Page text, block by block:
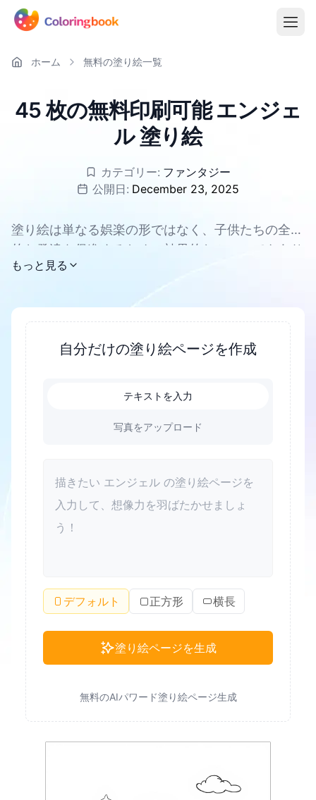
ホーム 無料の塗り絵一覧
45 枚の無料印刷可能 エンジェ
ル 塗り絵
カテゴリー: ファンタジー
公開日: December 23, 2025
塗り絵は単なる娯楽の形ではなく、子供たちの全体
的な発達を促進するための効果的なツールでもあり
ます。集中力と忍耐力を高め、創造性と想像力を育
と目の協調性や微細運動能力が鍛えられます。同時
に、ストレスを軽減し、子供たちがリラックスする
のに役立つ素晴らしい方法でもあります。塗り絵は
色彩認識を高め、美的感覚を向上させることもでき
ます。大人にとっても、塗り絵はリラックスしてス
トレスを解消する良い方法です。さらに、塗り絵は
家族が質の高い時間を一緒に過ごし、親子関係を改
善するための絆となることができます。
すべての エンジェル 塗り絵ページは無料でダウン
もっと見る
自分だけの塗り絵ページを作成
テキストを入力
写真をアップロード
デフォルト 正方形 横長
塗り絵ページを生成
無料のAIパワード塗り絵ページ生成